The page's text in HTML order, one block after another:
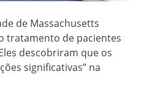
de Massachusetts
tratamento de pacientes
descobriram que os
significativas” na